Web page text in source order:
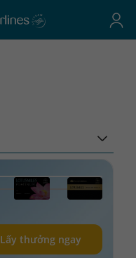
Lấy thưởng ngay